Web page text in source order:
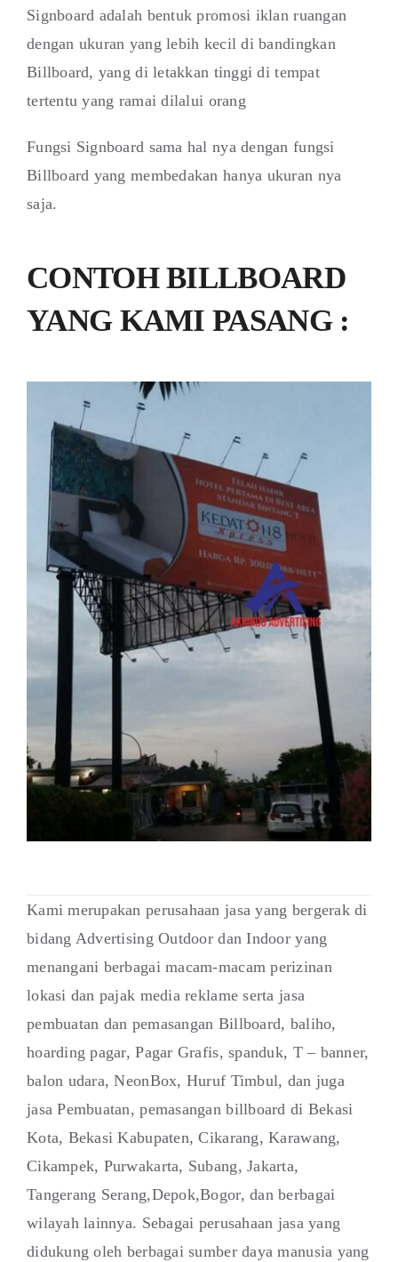
Signboard adalah bentuk promosi iklan ruangan
dengan ukuran yang lebih kecil di bandingkan
Billboard, yang di letakkan tinggi di tempat
tertentu yang ramai dilalui orang
Fungsi Signboard sama hal nya dengan fungsi
Billboard yang membedakan hanya ukuran nya
saja.
CONTOH BILLBOARD
YANG KAMI PASANG :
Kami merupakan perusahaan jasa yang bergerak di
bidang Advertising Outdoor dan Indoor yang
menangani berbagai macam-macam perizinan
lokasi dan pajak media reklame serta jasa
pembuatan dan pemasangan Billboard, baliho,
hoarding pagar, Pagar Grafis, spanduk, T – banner,
balon udara, NeonBox, Huruf Timbul, dan juga
jasa Pembuatan, pemasangan billboard di Bekasi
Kota, Bekasi Kabupaten, Cikarang, Karawang,
Cikampek, Purwakarta, Subang, Jakarta,
Tangerang Serang,Depok,Bogor, dan berbagai
wilayah lainnya. Sebagai perusahaan jasa yang
didukung oleh berbagai sumber daya manusia yang